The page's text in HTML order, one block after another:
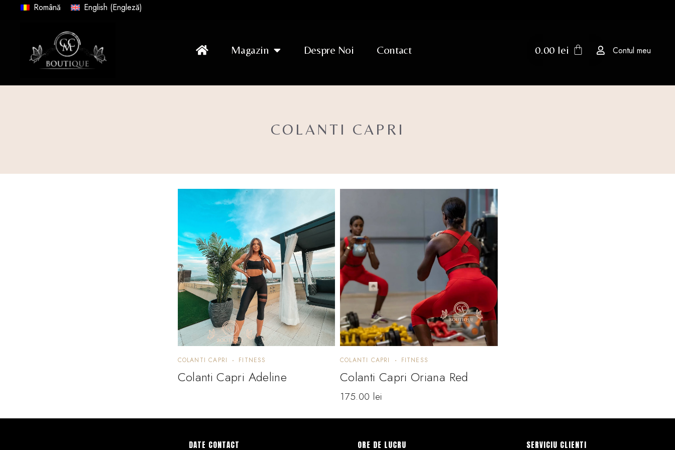
Română English (Engleză)
Magazin Despre Noi Contact 0.00 lei Contul meu
COLANTI CAPRI
COLANTI CAPRI FITNESS
Colanti Capri Adeline
COLANTI CAPRI FITNESS
Colanti Capri Oriana Red
175.00 lei
DATE CONTACT ORE DE LUCRU SERVICIU CLIENTI